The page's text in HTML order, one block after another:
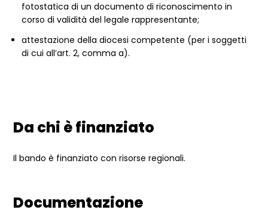
fotostatica di un documento di riconoscimento in
corso di validità del legale rappresentante;
attestazione della diocesi competente (per i soggetti
di cui all’art. 2, comma a).
Da chi è finanziato
Il bando è finanziato con risorse regionali.
Documentazione